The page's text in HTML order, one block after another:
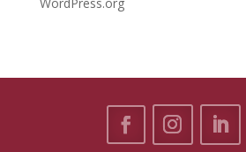
WordPress.org